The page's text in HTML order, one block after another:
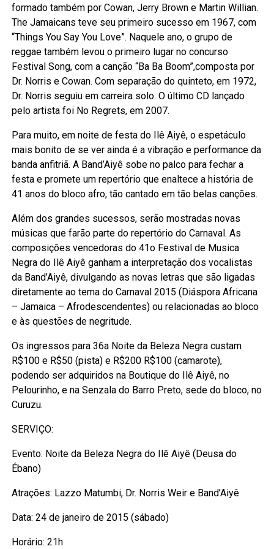
formado também por Cowan, Jerry Brown e Martin Willian.
The Jamaicans teve seu primeiro sucesso em 1967, com
“Things You Say You Love”. Naquele ano, o grupo de
reggae também levou o primeiro lugar no concurso
Festival Song, com a canção “Ba Ba Boom”,composta por
Dr. Norris e Cowan. Com separação do quinteto, em 1972,
Dr. Norris seguiu em carreira solo. O último CD lançado
pelo artista foi No Regrets, em 2007.
Para muito, em noite de festa do Ilê Aiyê, o espetáculo
mais bonito de se ver ainda é a vibração e performance da
banda anfitriã. A Band’Aiyê sobe no palco para fechar a
festa e promete um repertório que enaltece a história de
41 anos do bloco afro, tão cantado em tão belas canções.
Além dos grandes sucessos, serão mostradas novas
músicas que farão parte do repertório do Carnaval. As
composições vencedoras do 41o Festival de Musica
Negra do Ilê Aiyê ganham a interpretação dos vocalistas
da Band’Aiyê, divulgando as novas letras que são ligadas
diretamente ao tema do Carnaval 2015 (Diáspora Africana
– Jamaica – Afrodescendentes) ou relacionadas ao bloco
e às questões de negritude.
Os ingressos para 36a Noite da Beleza Negra custam
R$100 e R$50 (pista) e R$200 R$100 (camarote),
podendo ser adquiridos na Boutique do Ilê Aiyê, no
Pelourinho, e na Senzala do Barro Preto, sede do bloco, no
Curuzu.
SERVIÇO:
Evento: Noite da Beleza Negra do Ilê Aiyê (Deusa do
Ébano)
Atrações: Lazzo Matumbi, Dr. Norris Weir e Band’Aiyê
Data: 24 de janeiro de 2015 (sábado)
Horário: 21h